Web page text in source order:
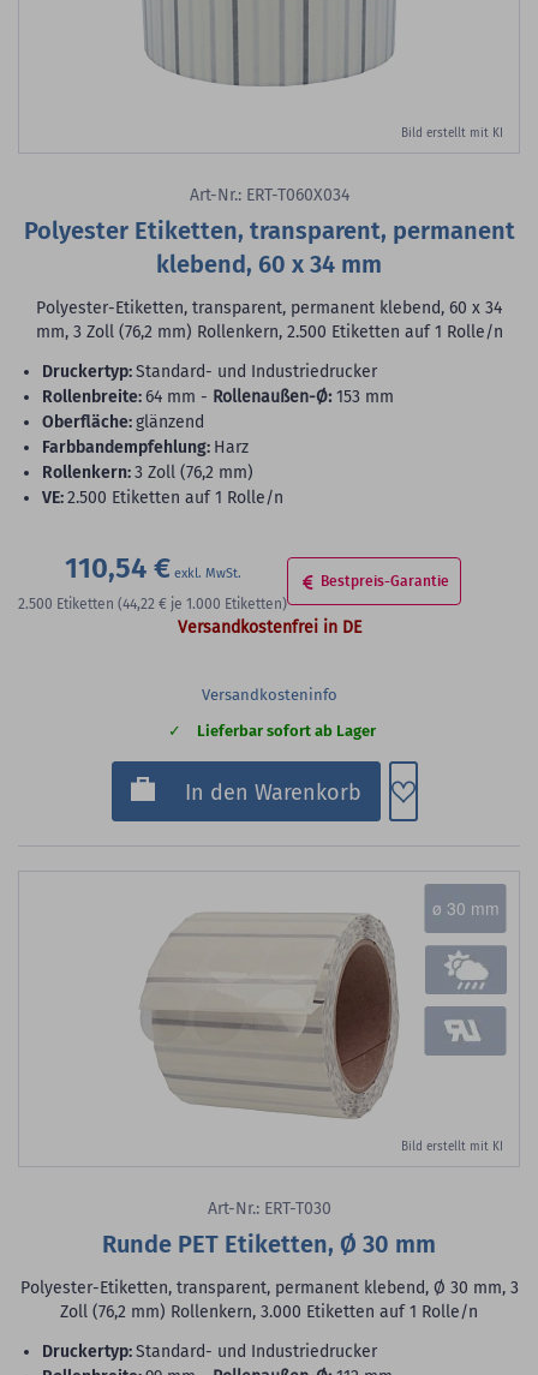
Bild erstellt mit KI
Art-Nr.: ERT-T060X034
Polyester Etiketten, transparent, permanent
klebend, 60 x 34 mm
Polyester-Etiketten, transparent, permanent klebend, 60 x 34
mm, 3 Zoll (76,2 mm) Rollenkern, 2.500 Etiketten auf 1 Rolle/n
Druckertyp:Standard- und Industriedrucker
Rollenbreite:64 mm - Rollenaußen-Ø: 153 mm
Oberfläche:glänzend
Farbbandempfehlung: Harz
Rollenkern:3 Zoll (76,2 mm)
VE:2.500 Etiketten auf 1 Rolle/n
110,54 €
2.500 Etiketten (44,22 € je 1.000 Etiketten)
Bestpreis-Garantie
Versandkostenfrei in DE
Versandkosteninfo
Lieferbar sofort ab Lager
In den Warenkorb Zum
ø 30 mm
Bild erstellt mit KI
Art-Nr.: ERT-T030
Runde PET Etiketten, Ø 30 mm
Polyester-Etiketten, transparent, permanent klebend, Ø 30 mm, 3
Zoll (76,2 mm) Rollenkern, 3.000 Etiketten auf 1 Rolle/n
Druckertyp:Standard- und Industriedrucker